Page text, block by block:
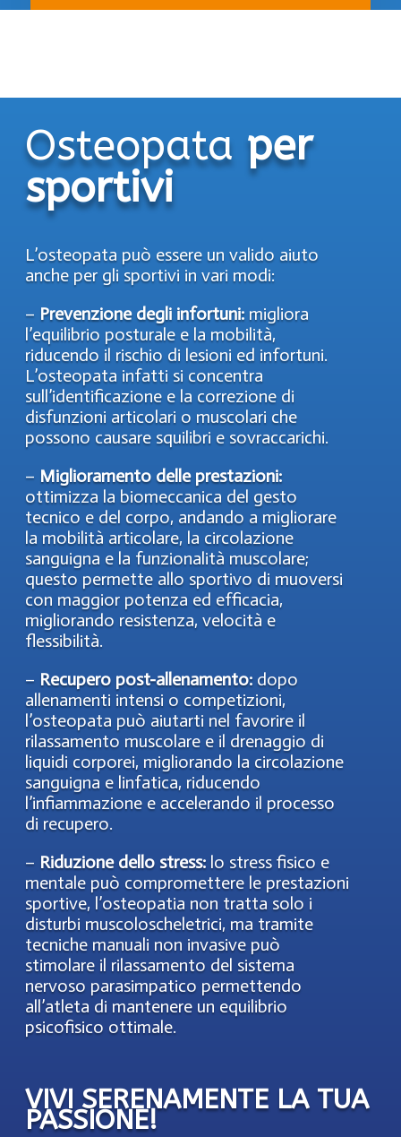
Osteopata per
sportivi
L’osteopata può essere un valido aiuto
anche per gli sportivi in vari modi:
– Prevenzione degli infortuni: migliora
l’equilibrio posturale e la mobilità,
riducendo il rischio di lesioni ed infortuni.
L’osteopata infatti si concentra
sull’identificazione e la correzione di
disfunzioni articolari o muscolari che
possono causare squilibri e sovraccarichi.
– Miglioramento delle prestazioni:
ottimizza la biomeccanica del gesto
tecnico e del corpo, andando a migliorare
la mobilità articolare, la circolazione
sanguigna e la funzionalità muscolare;
questo permette allo sportivo di muoversi
con maggior potenza ed efficacia,
migliorando resistenza, velocità e
flessibilità.
– Recupero post-allenamento: dopo
allenamenti intensi o competizioni,
l’osteopata può aiutarti nel favorire il
rilassamento muscolare e il drenaggio di
liquidi corporei, migliorando la circolazione
sanguigna e linfatica, riducendo
l’infiammazione e accelerando il processo
di recupero.
– Riduzione dello stress: lo stress fisico e
mentale può compromettere le prestazioni
sportive, l’osteopatia non tratta solo i
disturbi muscoloscheletrici, ma tramite
tecniche manuali non invasive può
stimolare il rilassamento del sistema
nervoso parasimpatico permettendo
all’atleta di mantenere un equilibrio
psicofisico ottimale.
VIVI SERENAMENTE LA TUA
PASSIONE!